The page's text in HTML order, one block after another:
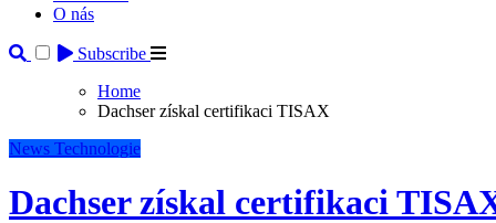
O nás
Subscribe
Home
Dachser získal certifikaci TISAX
News Technologie
Dachser získal certifikaci